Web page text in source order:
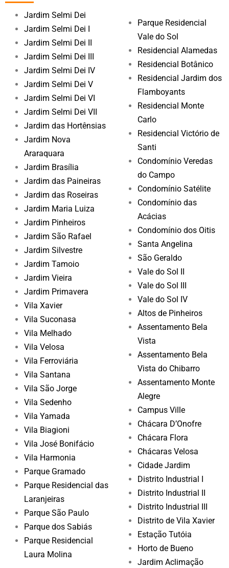
Jardim Selmi Dei
Jardim Selmi Dei I
Jardim Selmi Dei II
Jardim Selmi Dei III
Jardim Selmi Dei IV
Jardim Selmi Dei V
Jardim Selmi Dei VI
Jardim Selmi Dei VII
Jardim das Hortênsias
Jardim Nova
Araraquara
Jardim Brasília
Jardim das Paineiras
Jardim das Roseiras
Jardim Maria Luiza
Jardim Pinheiros
Jardim São Rafael
Jardim Silvestre
Jardim Tamoio
Jardim Vieira
Jardim Primavera
Vila Xavier
Vila Suconasa
Vila Melhado
Vila Velosa
Vila Ferroviária
Vila Santana
Vila São Jorge
Vila Sedenho
Vila Yamada
Vila Biagioni
Vila José Bonifácio
Vila Harmonia
Parque Gramado
Parque Residencial das
Laranjeiras
Parque São Paulo
Parque dos Sabiás
Parque Residencial
Laura Molina
Parque Residencial
Vale do Sol
Residencial Alamedas
Residencial Botânico
Residencial Jardim dos
Flamboyants
Residencial Monte
Carlo
Residencial Victório de
Santi
Condomínio Veredas
do Campo
Condomínio Satélite
Condomínio das
Acácias
Condomínio dos Oitis
Santa Angelina
São Geraldo
Vale do Sol II
Vale do Sol III
Vale do Sol IV
Altos de Pinheiros
Assentamento Bela
Vista
Assentamento Bela
Vista do Chibarro
Assentamento Monte
Alegre
Campus Ville
Chácara D’Onofre
Chácara Flora
Chácaras Velosa
Cidade Jardim
Distrito Industrial I
Distrito Industrial II
Distrito Industrial III
Distrito de Vila Xavier
Estação Tutóia
Horto de Bueno
Jardim Aclimação